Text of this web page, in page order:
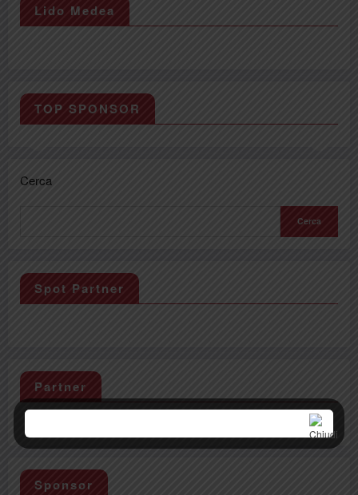
Lido Medea
TOP SPONSOR
Cerca
Cerca
Spot Partner
Partner
Sponsor